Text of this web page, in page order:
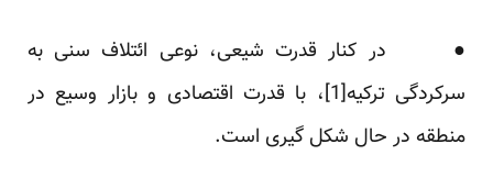
● در کنار قدرت شیعی، نوعی ائتلاف سنی به
سرکردگی ترکیه[1]
، با قدرت اقتصادی و بازار وسیع در
منطقه در حال شکل گیری است.